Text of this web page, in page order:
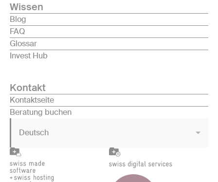
Wissen
Blog
FAQ
Glossar
Invest Hub
Kontakt
Kontaktseite
Beratung buchen
Deutsch